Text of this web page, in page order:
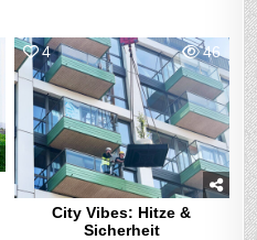
4 46
City Vibes: Hitze &
Sicherheit